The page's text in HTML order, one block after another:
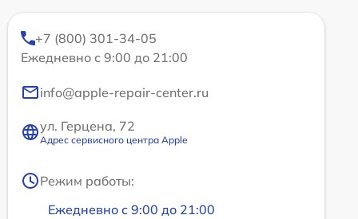
+7 (800) 301-34-05
Ежедневно с 9:00 до 21:00
info@apple-repair-center.ru
ул. Герцена, 72
Адрес сервисного центра Apple
Режим работы:
Ежедневно с 9:00 до 21:00